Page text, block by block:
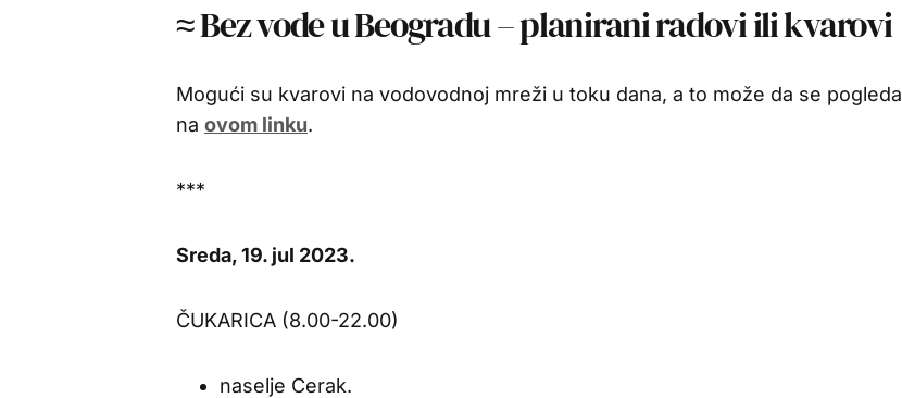
≈ Bez vode u Beogradu – planirani radovi ili kvarovi
Mogući su kvarovi na vodovodnoj mreži u toku dana, a to može da se pogleda
na ovom linku.
***
Sreda, 19. jul 2023.
ČUKARICA (8.00-22.00)
naselje Cerak.